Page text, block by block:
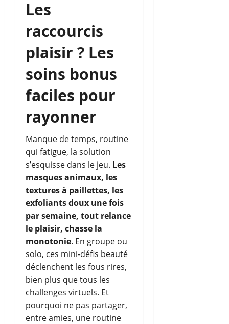
Les
raccourcis
plaisir ? Les
soins bonus
faciles pour
rayonner
Manque de temps, routine
qui fatigue, la solution
s’esquisse dans le jeu. Les
masques animaux, les
textures à paillettes, les
exfoliants doux une fois
par semaine, tout relance
le plaisir, chasse la
monotonie. En groupe ou
solo, ces mini-défis beauté
déclenchent les fous rires,
bien plus que tous les
challenges virtuels. Et
pourquoi ne pas partager,
entre amies, une routine